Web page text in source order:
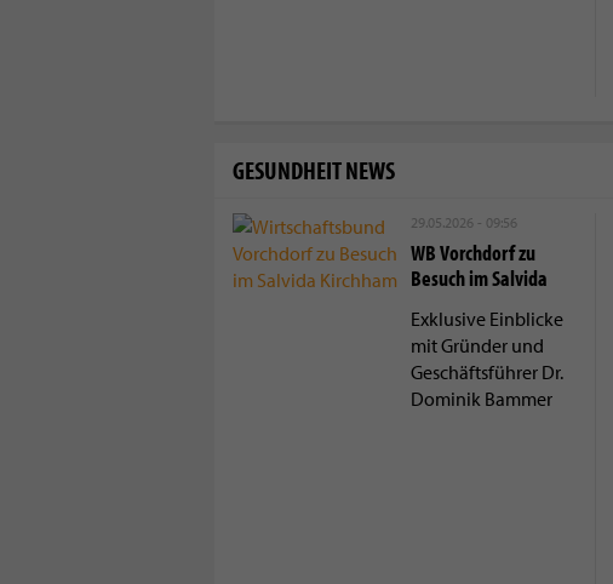
GESUNDHEIT NEWS
29.05.2026 - 09:56
WB Vorchdorf zu
Besuch im Salvida
Exklusive Einblicke
mit Gründer und
Geschäftsführer Dr.
Dominik Bammer